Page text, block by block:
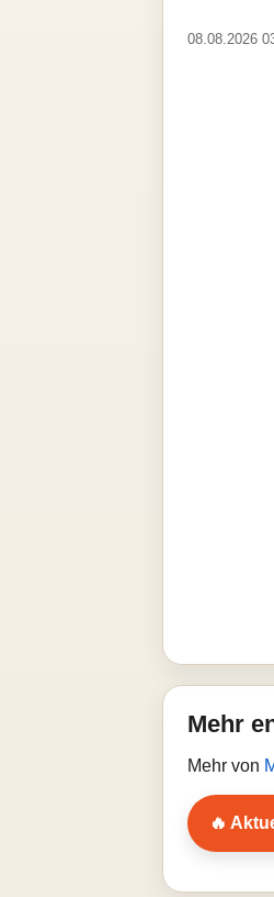
08.08.2026
Mehr
Mehr von
🔥